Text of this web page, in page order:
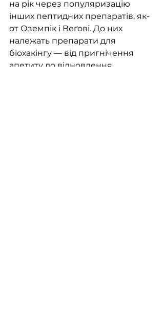
на рік через популяризацію
інших пептидних препаратів, як-
от Оземпік і Веґові. До них
належать препарати для
біохакінгу — від пригнічення
апетиту до відновлення